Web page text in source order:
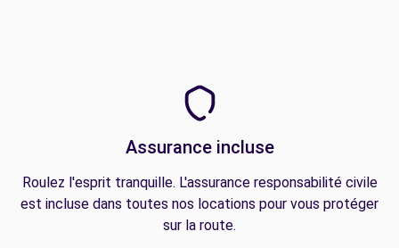
Assurance incluse
Roulez l'esprit tranquille. L'assurance responsabilité civile
est incluse dans toutes nos locations pour vous protéger
sur la route.